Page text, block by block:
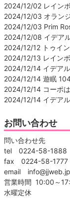
2024/12/02 レイン
2024/12/03 オラン
2024/12/03 Prim
2024/12/08 イデア
2024/12/12 トゥイ
2024/12/13 レイン
2024/12/14 イデア
2024/12/14 遊眠
2024/12/14 コーポ
2024/12/14 イデア
お問い合わせ
問い合わせ先
tel 0224-58-1888
fax 0224-58-1777
email info@jjweb.jp
営業時間 10:00～
水曜定休